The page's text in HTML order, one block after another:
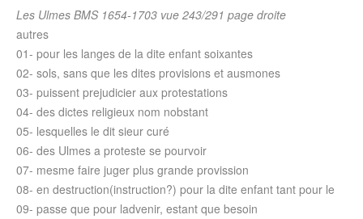
Les Ulmes BMS 1654-1703 vue 243/291 page droite
autres
01- pour les langes de la dite enfant soixantes
02- sols, sans que les dites provisions et ausmones
03- puissent prejudicier aux protestations
04- des dictes religieux nom nobstant
05- lesquelles le dit sieur curé
06- des Ulmes a proteste se pourvoir
07- mesme faire juger plus grande provission
08- en destruction(instruction?) pour la dite enfant tant pour le
09- passe que pour ladvenir, estant que besoin